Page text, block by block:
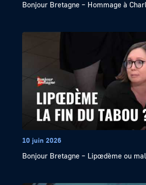
Bonjour Bretagne – Hommage à
10 juin 2026
Bonjour Bretagne – Lipœdème ou